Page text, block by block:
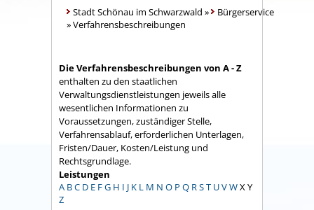
Stadt Schönau im Schwarzwald »
Bürgerservice
»Verfahrensbeschreibungen
Die Verfahrensbeschreibungen von A - Z
enthalten zu den staatlichen
Verwaltungsdienstleistungen jeweils alle
wesentlichen Informationen zu
Voraussetzungen, zuständiger Stelle,
Verfahrensablauf, erforderlichen Unterlagen,
Fristen/Dauer, Kosten/Leistung und
Rechtsgrundlage.
Leistungen
A BC D E FG H I J K L M N O P Q RST UVWX Y
Z